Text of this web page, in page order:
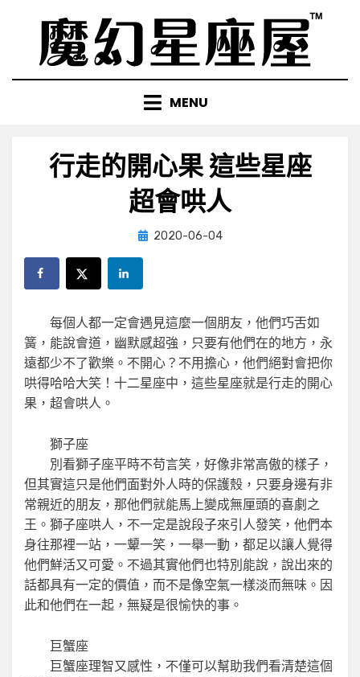
content
MENU
行走的開心果 這些星座
超會哄人
by小編
Posted
2020-06-04
每個人都一定會遇見這麼一個朋友，他們巧舌如
簧，能說會道，幽默感超強，只要有他們在的地方，永
遠都少不了歡樂。不開心？不用擔心，他們絕對會把你
哄得哈哈大笑！十二星座中，這些星座就是行走的開心
果，超會哄人。
獅子座
別看獅子座平時不苟言笑，好像非常高傲的樣子，
但其實這只是他們面對外人時的保護殼，只要身邊有非
常親近的朋友，那他們就能馬上變成無厘頭的喜劇之
王。獅子座哄人，不一定是說段子來引人發笑，他們本
身往那裡一站，一顰一笑，一舉一動，都足以讓人覺得
他們鮮活又可愛。不過其實他們也特別能說，說出來的
話都具有一定的價值，而不是像空氣一樣淡而無味。因
此和他們在一起，無疑是很愉快的事。
巨蟹座
巨蟹座理智又感性，不僅可以幫助我們看清楚這個